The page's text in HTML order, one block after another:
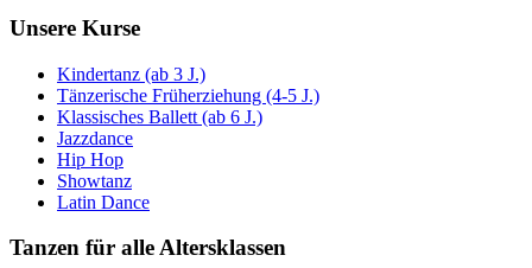
Unsere Kurse
Kindertanz (ab 3 J.)
Tänzerische Früherziehung (4-5 J.)
Klassisches Ballett (ab 6 J.)
Jazzdance
Hip Hop
Showtanz
Latin Dance
Tanzen für alle Altersklassen